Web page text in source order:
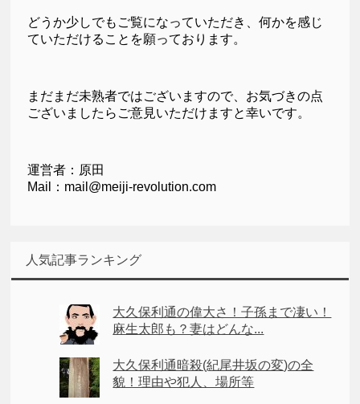
どうか少しでもご覧になっていただき、何かを感じ
ていただけることを願っております。
まだまだ未熟者ではございますので、お気づきの点
ございましたらご意見いただけますと幸いです。
運営者：原田
Mail：mail@meiji-revolution.com
人気記事ランキング
大久保利通の偉大さ！子孫まで凄い！
麻生太郎も？妻はどんな...
大久保利通暗殺(紀尾井坂の変)の全
貌！理由や犯人、場所等